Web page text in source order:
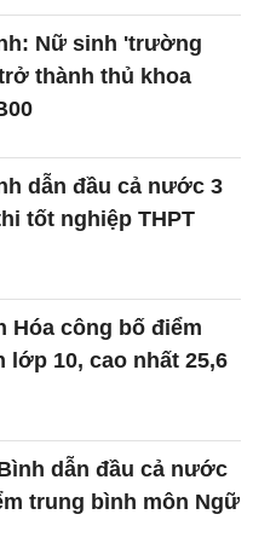
Nữ sinh 'trường
thành thủ khoa
dẫn đầu cả nước 3
tốt nghiệp THPT
Hóa công bố điểm
lớp 10, cao nhất 25,6
dẫn đầu cả nước
trung bình môn Ngữ